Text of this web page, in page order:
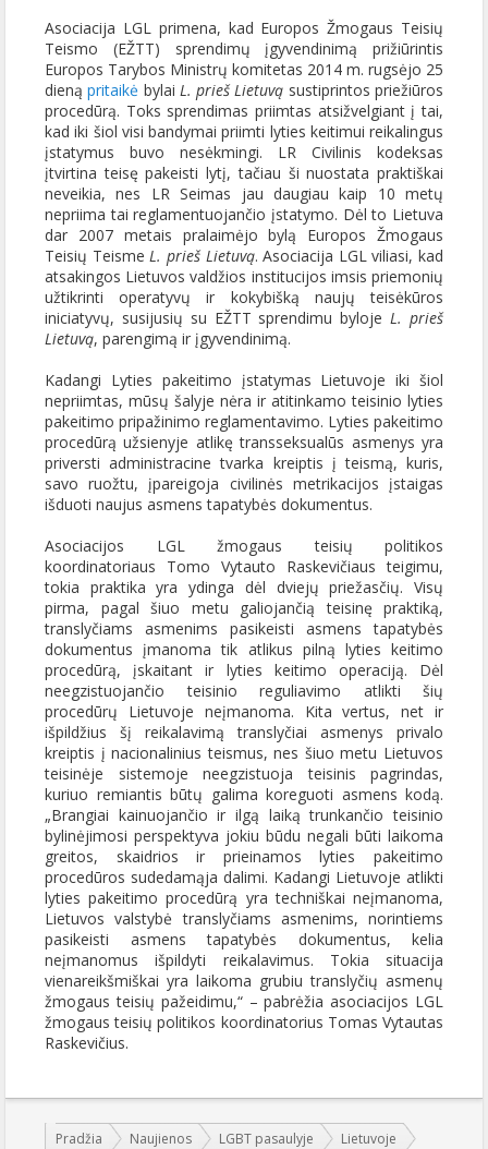
Asociacija LGL primena, kad Europos Žmogaus Teisių
Teismo (EŽTT) sprendimų įgyvendinimą prižiūrintis
Europos Tarybos Ministrų komitetas 2014 m. rugsėjo 25
dienąpritaikė bylai L. prieš Lietuvą sustiprintos priežiūros
procedūrą. Toks sprendimas priimtas atsižvelgiant į tai,
kad iki šiol visi bandymai priimti lyties keitimui reikalingus
įstatymus buvo nesėkmingi. LR Civilinis kodeksas
įtvirtina teisę pakeisti lytį, tačiau ši nuostata praktiškai
neveikia, nes LR Seimas jau daugiau kaip 10 metų
nepriima tai reglamentuojančio įstatymo. Dėl to Lietuva
dar 2007 metais pralaimėjo bylą Europos Žmogaus
Teisių TeismeL. prieš Lietuvą. Asociacija LGL viliasi, kad
atsakingos Lietuvos valdžios institucijos imsis priemonių
užtikrinti operatyvų ir kokybišką naujų teisėkūros
iniciatyvų, susijusių su EŽTT sprendimu bylojeL. prieš
Lietuvą, parengimą ir įgyvendinimą.
Kadangi Lyties pakeitimo įstatymas Lietuvoje iki šiol
nepriimtas, mūsų šalyje nėra ir atitinkamo teisinio lyties
pakeitimo pripažinimo reglamentavimo. Lyties pakeitimo
procedūrą užsienyje atlikę transseksualūs asmenys yra
priversti administracine tvarka kreiptis į teismą, kuris,
savo ruožtu, įpareigoja civilinės metrikacijos įstaigas
išduoti naujus asmens tapatybės dokumentus.
Asociacijos LGL žmogaus teisių politikos
koordinatoriaus Tomo Vytauto Raskevičiaus teigimu,
tokia praktika yra ydinga dėl dviejų priežasčių. Visų
pirma, pagal šiuo metu galiojančią teisinę praktiką,
translyčiams asmenims pasikeisti asmens tapatybės
dokumentus įmanoma tik atlikus pilną lyties keitimo
procedūrą, įskaitant ir lyties keitimo operaciją. Dėl
neegzistuojančio teisinio reguliavimo atlikti šių
procedūrų Lietuvoje neįmanoma. Kita vertus, net ir
išpildžius šį reikalavimą translyčiai asmenys privalo
kreiptis į nacionalinius teismus, nes šiuo metu Lietuvos
teisinėje sistemoje neegzistuoja teisinis pagrindas,
kuriuo remiantis būtų galima koreguoti asmens kodą.
„Brangiai kainuojančio ir ilgą laiką trunkančio teisinio
bylinėjimosi perspektyva jokiu būdu negali būti laikoma
greitos, skaidrios ir prieinamos lyties pakeitimo
procedūros sudedamąja dalimi. Kadangi Lietuvoje atlikti
lyties pakeitimo procedūrą yra techniškai neįmanoma,
Lietuvos valstybė translyčiams asmenims, norintiems
pasikeisti asmens tapatybės dokumentus, kelia
neįmanomus išpildyti reikalavimus. Tokia situacija
vienareikšmiškai yra laikoma grubiu translyčių asmenų
žmogaus teisių pažeidimu,“ – pabrėžia asociacijos LGL
žmogaus teisių politikos koordinatorius Tomas Vytautas
Raskevičius.
Jūs esate čia:
Pradžia Naujienos LGBT pasaulyje
Lietuvoje